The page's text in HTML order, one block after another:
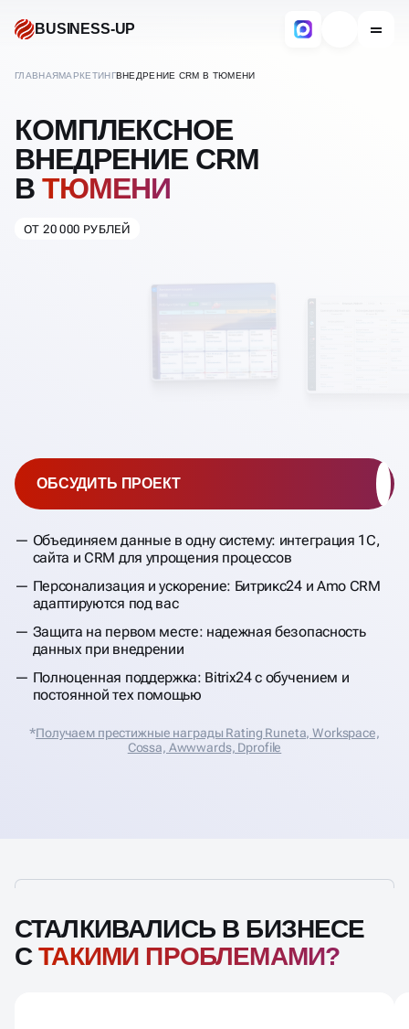
BUSINESS-UP
ГЛАВНАЯМАРКЕТИНГВНЕДРЕНИЕ CRM В ТЮМЕНИ
КОМПЛЕКСНОЕ
ВНЕДРЕНИЕ CRM
ВТЮМЕНИ
ОТ 20 000 РУБЛЕЙ
Объединяем данные в одну систему: интеграция 1С,
сайта и CRM для упрощения процессов
Персонализация и ускорение: Битрикс24 и Amo CRM
адаптируются под вас
Защита на первом месте: надежная безопасность
данных при внедрении
Полноценная поддержка: Bitrix24 с обучением и
постоянной тех помощью
ОБСУДИТЬ ПРОЕКТ
*Получаем престижные награды Rating Runeta, Workspace,
Cossa, Аwwwards, Dprofile
СТАЛКИВАЛИСЬ В БИЗНЕСЕ
СТАКИМИ ПРОБЛЕМАМИ?